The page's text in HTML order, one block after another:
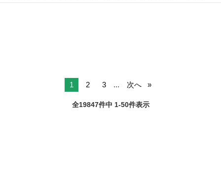
す。 子供がすみっコブ…
1 2 3 ... 次へ
全19847件中 1-50件表示